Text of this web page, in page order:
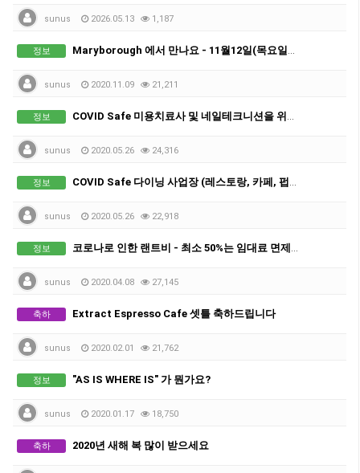
sunus 2026.05.13 1,187
정보 Maryborough 에서 만나요 - 11월12일(목요일) 정오 12시
sunus 2020.11.09 21,211
정보 COVID Safe 미용치료사 및 네일테크니션을 위한 권고사항
sunus 2020.05.26 24,316
정보 COVID Safe 다이닝 사업장 (레스토랑, 카페, 펍, 클럽, RSL 및 호텔)을 위한 권고사항.
sunus 2020.05.26 22,918
정보 코로나로 인한 랜트비 - 최소 50%는 임대료 면제(Rent Free)
sunus 2020.04.08 27,145
축하 Extract Espresso Cafe 셋틀 축하드립니다
sunus 2020.02.01 21,762
정보 "AS IS WHERE IS" 가 뭔가요?
sunus 2020.01.17 18,750
축하 2020년 새해 복 많이 받으세요